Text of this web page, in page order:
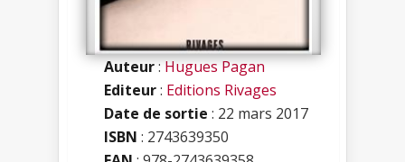
Auteur:Hugues Pagan
Editeur: Editions Rivages
Date de sortie : 22 mars 2017
ISBN : 2743639350